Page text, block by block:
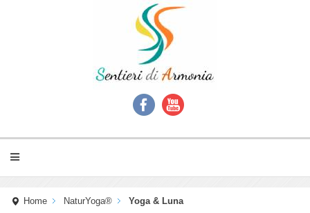
Home NaturYoga® Yoga & Luna